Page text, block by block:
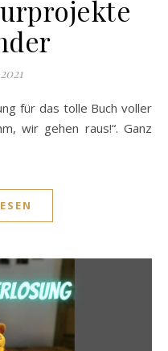
wir gehen raus!“. Ganz